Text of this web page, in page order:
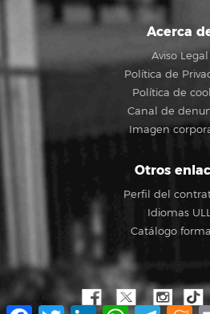
Acerca
Aviso Legal
Política de
Política de
Canal de
Imagen
Otros
Perfil del
Idiomas
Catálogo